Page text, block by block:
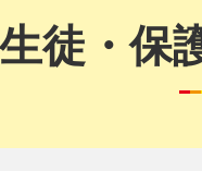
徒・保